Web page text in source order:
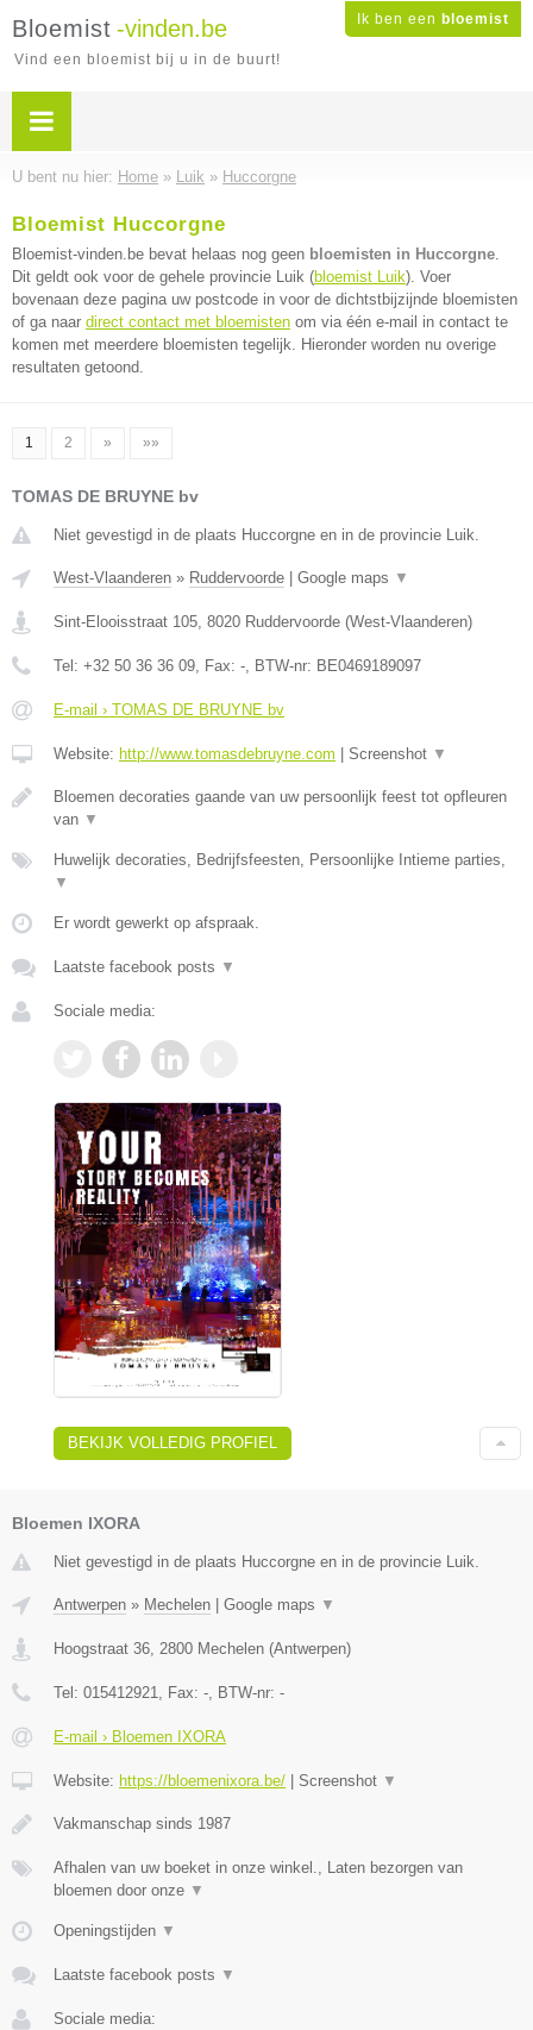
Ik ben een bloemist
Bloemist -vinden.be
Vind een bloemist bij u in de buurt!
U bent nu hier: Home » Luik » Huccorgne
Bloemist Huccorgne
Bloemist-vinden.be bevat helaas nog geen bloemisten in Huccorgne.
Dit geldt ook voor de gehele provincie Luik (bloemist Luik). Voer
bovenaan deze pagina uw postcode in voor de dichtstbijzijnde bloemisten
of ga naar direct contact met bloemisten om via één e-mail in contact te
komen met meerdere bloemisten tegelijk. Hieronder worden nu overige
resultaten getoond.
1 2 » »»
TOMAS DE BRUYNE bv
Niet gevestigd in de plaats Huccorgne en in de provincie Luik.
West-Vlaanderen » Ruddervoorde Google maps ▼
Sint-Elooisstraat 105, 8020 Ruddervoorde (West-Vlaanderen)
Tel: +32 50 36 36 09, Fax: -, BTW-nr: BE0469189097
E-mail › TOMAS DE BRUYNE bv
Website: http://www.tomasdebruyne.com Screenshot ▼
Bloemen decoraties gaande van uw persoonlijk feest tot opfleuren
van ▼
Huwelijk decoraties, Bedrijfsfeesten, Persoonlijke Intieme parties,
▼
Er wordt gewerkt op afspraak.
Laatste facebook posts ▼
Sociale media:
BEKIJK VOLLEDIG PROFIEL
Bloemen IXORA
Niet gevestigd in de plaats Huccorgne en in de provincie Luik.
Antwerpen » Mechelen Google maps ▼
Hoogstraat 36, 2800 Mechelen (Antwerpen)
Tel: 015412921, Fax: -, BTW-nr: -
E-mail › Bloemen IXORA
Website: https://bloemenixora.be/ Screenshot ▼
Vakmanschap sinds 1987
Afhalen van uw boeket in onze winkel., Laten bezorgen van
bloemen door onze ▼
Openingstijden ▼
Laatste facebook posts ▼
Sociale media: